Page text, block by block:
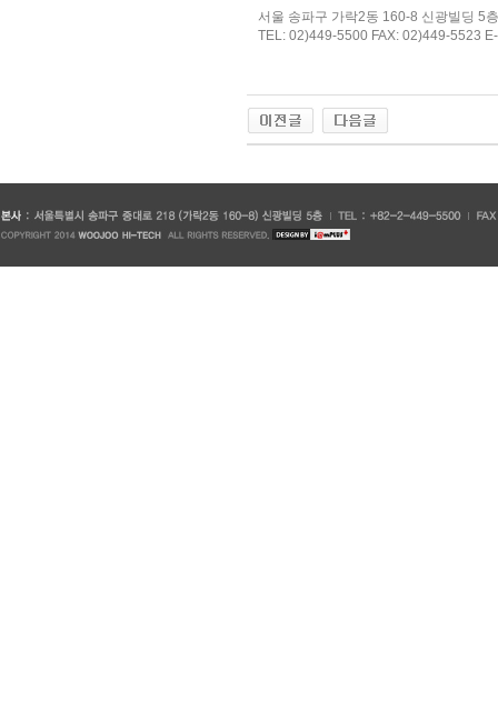
서울 송파구 가락2동 160-8 신광빌딩 5층
TEL: 02)449-5500 FAX: 02)449-5523